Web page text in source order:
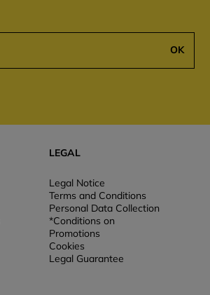
OK
LEGAL
Legal Notice
Terms and Conditions
Personal Data Collection
*Conditions on
Promotions
Cookies
Legal Guarantee